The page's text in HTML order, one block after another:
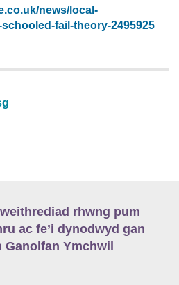
news/local-
fail-theory-2495925
rhwng pum
ac fe’i dynodwyd gan
Ganolfan Ymchwil